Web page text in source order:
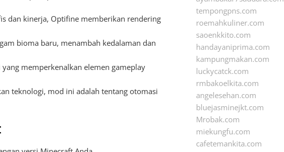
dan kinerja, Optifine memberikan rendering
bioma baru, menambah kedalaman dan
memperkenalkan elemen gameplay
teknologi, mod ini adalah tentang otomasi
tempongpns.com
roemahkuliner.com
saoenkkito.com
handayaniprima.com
kampungmakan.com
luckycatck.com
rmbakoelkita.com
angelesehan.com
bluejasminejkt.com
Mrobak.com
miekungfu.com
cafetemankita.com